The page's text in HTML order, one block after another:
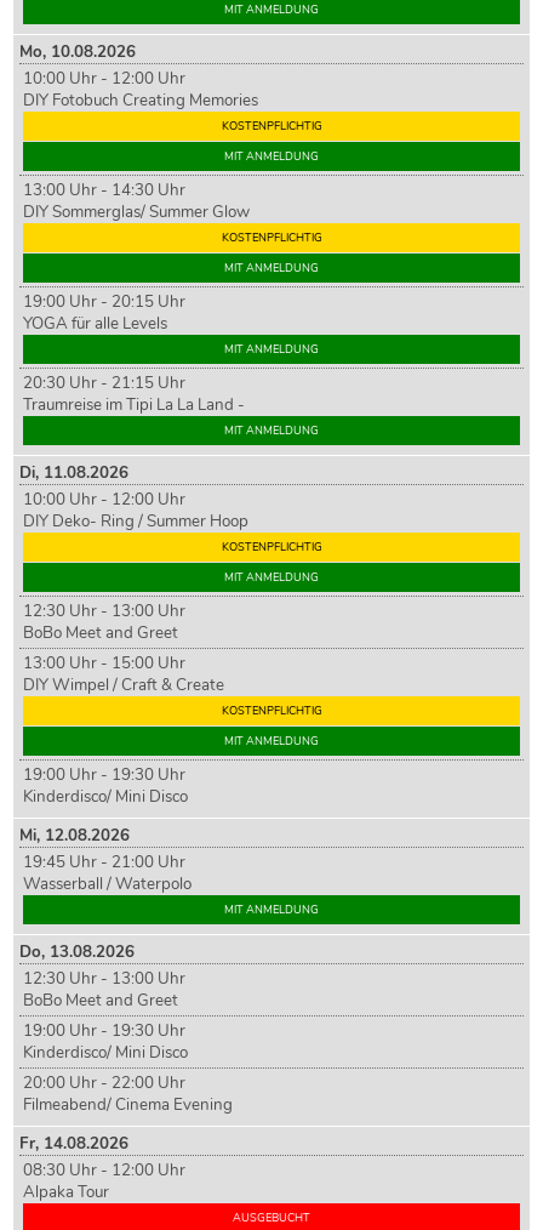
MIT ANMELDUNG
Mo, 10.08.2026
10:00 Uhr - 12:00 Uhr
DIY Fotobuch Creating Memories
KOSTENPFLICHTIG
MIT ANMELDUNG
13:00 Uhr - 14:30 Uhr
DIY Sommerglas/ Summer Glow
KOSTENPFLICHTIG
MIT ANMELDUNG
19:00 Uhr - 20:15 Uhr
YOGA für alle Levels
MIT ANMELDUNG
20:30 Uhr - 21:15 Uhr
Traumreise im Tipi La La Land -
MIT ANMELDUNG
Di, 11.08.2026
10:00 Uhr - 12:00 Uhr
DIY Deko- Ring / Summer Hoop
KOSTENPFLICHTIG
MIT ANMELDUNG
12:30 Uhr - 13:00 Uhr
BoBo Meet and Greet
13:00 Uhr - 15:00 Uhr
DIY Wimpel / Craft & Create
KOSTENPFLICHTIG
MIT ANMELDUNG
19:00 Uhr - 19:30 Uhr
Kinderdisco/ Mini Disco
Mi, 12.08.2026
19:45 Uhr - 21:00 Uhr
Wasserball / Waterpolo
MIT ANMELDUNG
Do, 13.08.2026
12:30 Uhr - 13:00 Uhr
BoBo Meet and Greet
19:00 Uhr - 19:30 Uhr
Kinderdisco/ Mini Disco
20:00 Uhr - 22:00 Uhr
Filmeabend/ Cinema Evening
Fr, 14.08.2026
08:30 Uhr - 12:00 Uhr
Alpaka Tour
AUSGEBUCHT